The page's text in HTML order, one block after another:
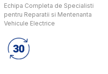
Echipa Completa de Specialisti
pentru Reparatii si Mentenanta
Vehicule Electrice